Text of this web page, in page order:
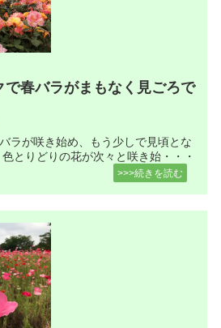
で春バラがまもなく見ごろで
ラが咲き始め、もう少しで見頃とな
とりどりの花が次々と咲き始・・・
>>>続きを読む